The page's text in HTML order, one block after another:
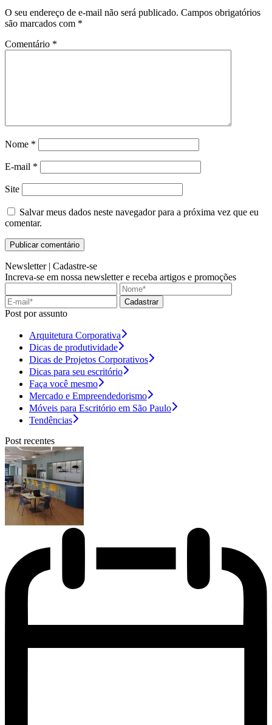
O seu endereço de e-mail não será publicado. Campos obrigatórios
são marcados com *
Comentário *
Nome *
E-mail *
Site
Salvar meus dados neste navegador para a próxima vez que eu
comentar.
Newsletter | Cadastre-se
Increva-se em nossa newsletter e receba artigos e promoções
Cadastrar
Post por assunto
Arquitetura Corporativa
Dicas de produtividade
Dicas de Projetos Corporativos
Dicas para seu escritório
Faça você mesmo
Mercado e Empreendedorismo
Móveis para Escritório em São Paulo
Tendências
Post recentes